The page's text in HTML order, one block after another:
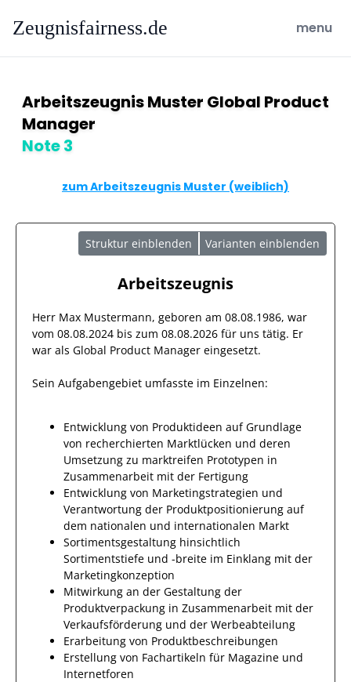
Zeugnisfairness.de open
menu
Arbeitszeugnis Muster Global Product
Manager
Note 3
zum Arbeitszeugnis Muster (weiblich)
Struktur einblenden Varianten einblenden
Arbeitszeugnis
Herr Max Mustermann, geboren am 08.08.1986, war
vom 08.08.2024 bis zum 08.08.2026 für uns tätig. Er
war als Global Product Manager eingesetzt.
Sein Aufgabengebiet umfasste im Einzelnen:
Entwicklung von Produktideen auf Grundlage
von recherchierten Marktlücken und deren
Umsetzung zu marktreifen Prototypen in
Zusammenarbeit mit der Fertigung
Entwicklung von Marketingstrategien und
Verantwortung der Produktpositionierung auf
dem nationalen und internationalen Markt
Sortimentsgestaltung hinsichtlich
Sortimentstiefe und -breite im Einklang mit der
Marketingkonzeption
Mitwirkung an der Gestaltung der
Produktverpackung in Zusammenarbeit mit der
Verkaufsförderung und der Werbeabteilung
Erarbeitung von Produktbeschreibungen
Erstellung von Fachartikeln für Magazine und
Internetforen